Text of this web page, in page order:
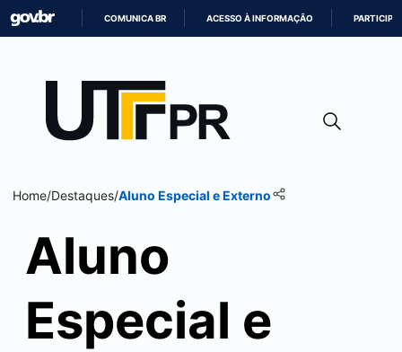
CONTEÚDO
COMUNICA BR ACESSO À INFORMAÇÃO PARTICIPE
Home/Destaques/Aluno Especial e Externo
Aluno
Especial e